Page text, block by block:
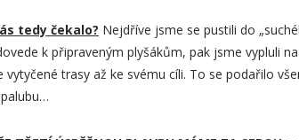
tedy čekalo? Nejdříve jsme se pustili do
k připraveným plyšákům, pak jsme vypluli
vytyčené trasy až ke svému cíli. To se podařilo